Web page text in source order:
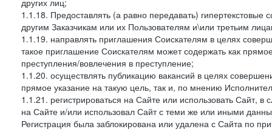
других лиц;
1.1.18. Предоставлять (а равно передавать)
другим Заказчикам или их Пользователям и\или третьим
1.1.19. направлять приглашения Соискателям в целях
такое приглашение Соискателям может содержать как
преступления/вовлечения в преступление;
1.1.20. осуществлять публикацию вакансий в целях
прямое указание на такую цель, так и, по мнению
1.1.21. регистрироваться на Сайте или использовать Сайт,
на Сайте и/или использовал Сайт с теми же или иными
Регистрация была заблокирована или удалена с Сайта по